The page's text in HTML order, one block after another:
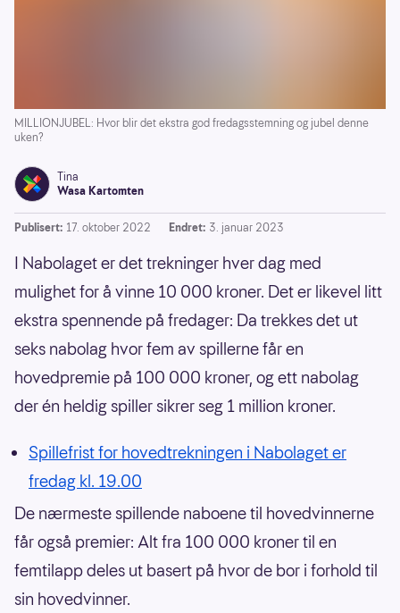
MILLIONJUBEL: Hvor blir det ekstra god fredagsstemning og jubel denne
uken?
Tina
Wasa Kartomten
Publisert: 17. oktober 2022 Endret: 3. januar 2023
I Nabolaget er det trekninger hver dag med
mulighet for å vinne 10 000 kroner. Det er likevel litt
ekstra spennende på fredager: Da trekkes det ut
seks nabolag hvor fem av spillerne får en
hovedpremie på 100 000 kroner, og ett nabolag
der én heldig spiller sikrer seg 1 million kroner.
Spillefrist for hovedtrekningen i Nabolaget er
fredag kl. 19.00
De nærmeste spillende naboene til hovedvinnerne
får også premier: Alt fra 100 000 kroner til en
femtilapp deles ut basert på hvor de bor i forhold til
sin hovedvinner.